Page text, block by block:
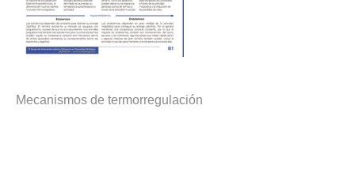
Mecanismos de termorregulación